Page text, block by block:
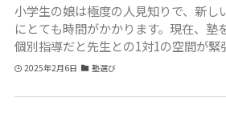
小学生の娘は極度の人見知りで、新し
にとても時間がかかります。現在、塾
個別指導だと先生との1対1の空間が緊
できなさそうです。逆に集団授業では
心配です。本人も「知らない人と話す
2025年2月6日 塾選び